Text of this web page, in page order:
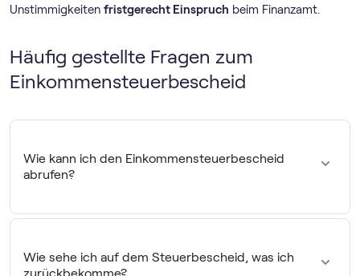
Unstimmigkeiten fristgerecht Einspruch beim Finanzamt.
Häufig gestellte Fragen zum
Einkommensteuerbescheid
Wie kann ich den Einkommensteuerbescheid
abrufen?
Den Einkommensteuerbescheid erhältst du als
ELSTER: Logge dich dafür ein. Nach dem Login erhältst
Wie sehe ich auf dem Steuerbescheid, was ich
zurückbekomme?